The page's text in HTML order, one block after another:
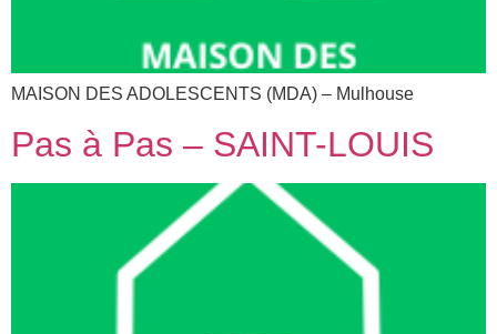
MAISON DES ADOLESCENTS (MDA) – Mulhouse
Pas à Pas – SAINT-LOUIS​